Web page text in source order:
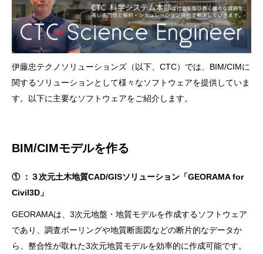
伊藤忠テクノソリューションズ（以下、CTC）では、BIM/CIMに
関するソリューションとして様々なソフトウェアを提供していま
す。以下に主要なソフトウェアをご紹介します。
BIM/CIMモデルを作る
① ：３次元土木地質CAD/GISソリューション「GEORAMA for
Civil3D」
GEORAMAは、3次元地盤・地質モデルを作成するソフトウェア
であり、調査ボーリングや地質断面図などの断片的なデータか
ら、整合性が取れた3次元地質モデルを効率的に作成可能です。